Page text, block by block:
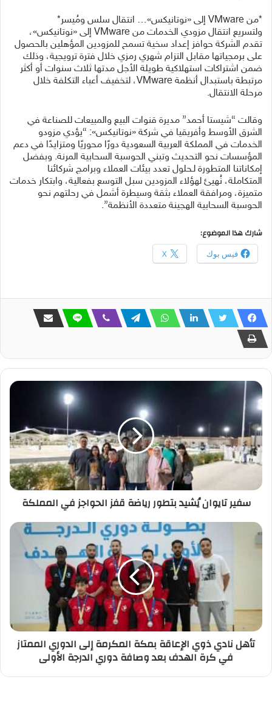
*من VMware إلى «نوتانيكس»… انتقال سلس ومُيسر*
ولتسريع انتقال مزودي الخدمات من VMware إلى «نوتانيكس»،
تقدم الشركة حوافز إعداد سخية تسمح للمزودين المؤهلين بالحصول
على برمجياتها مقابل التزام شهري رمزي خلال فترة ترويجية، وذلك
ضمن اشتراكات استهلاكية طويلة الأجل مدتها ثلاث سنوات أو أكثر
مرتبطة باستبدال أنظمة VMware، لتخفيف أعباء التكلفة خلال
مرحلة الانتقال.
وقالت “شيستا أحمد” مديرة قنوات البيع والمبيعات للصناعة في
الشرق الأوسط وأفريقيا في شركة «نوتانيكس»: “يؤدي مزودو
الخدمات في المملكة العربية السعودية دورًا محوريًا ومتزايدًا في دعم
المؤسسات نحو التحديث وتبني الحوسبة السحابية المرنة. وبفضل
إمكاناتنا المتطورة لـحلول تعدد بيئات العملاء وبرامج شركائنا
المتكاملة، نُهيئ لهؤلاء المزودين سبل التوسع بفعالية، وابتكار خدمات
متميزة، ومرافقة العملاء بثقة وسيطرة أشمل في رحلتهم نحو
الحوسبة السحابية الهجينة متعددة الأنظمة”.
شارك هذا الموضوع:
فيس بوك X
سفير تايوان يُشيد بتطور رياضة قفز الحواجز في المملكة
تأهل نادي ذوي الإعاقة بمكة المكرمة إلى الدوري الممتاز
في كرة الهدف بعد وصافة دوري الدرجة الأولى